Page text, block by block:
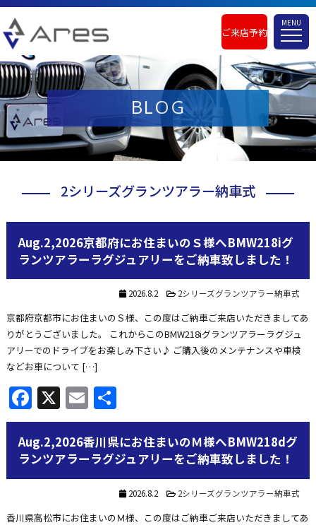
ご来店予約
MENU
BLOG
2シリーズグランツアラー納車式
Aug.2,2026京都府にお住まいのＳ様へBMW218iグ
ランツアラーラグジュアリーをご納車致しました！
2026.8.2 2シリーズグランツアラー納車式
京都府京都市にお住まいのＳ様、この度はご納車ご来店いただきましてあ
りがとうございました。 これからこのBMW218iグランツアラーラグジュ
アリーでのドライブをお楽しみ下さい♪ ご購入後のメンテナンスや車検
などお車について […]
Facebook
X Email
共
有
Aug.2,2026香川県にお住まいのＭ様へBMW218dグ
ランツアラーラグジュアリーをご納車致しました！
2026.8.2 2シリーズグランツアラー納車式
香川県高松市にお住まいのＭ様、この度はご納車ご来店いただきましてあ